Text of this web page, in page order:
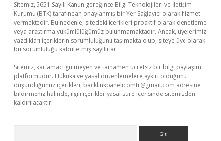
Sitemiz, 5651 Sayılı Kanun gereğince Bilgi Teknolojileri ve İletişim
Kurumu (BTK) tarafından onaylanmış bir Yer Sağlayıcı olarak hizmet
vermektedir. Bu nedenle, sitedeki içerikleri proaktif olarak denetleme
veya araştırma yükümlülüğümüz bulunmamaktadır. Ancak, üyelerimiz
yazdıkları içeriklerin sorumluluğunu taşımakta olup, siteye üye olarak
bu sorumluluğu kabul etmiş sayılırlar.
Sitemiz, kar amacı gütmeyen ve tamamen ücretsiz bir bilgi paylaşım
platformudur. Hukuka ve yasal düzenlemelere aykırı olduğunu
düşündüğünüz içerikleri, backlinkpanelicomtr@gmail.com adresine
bildirmeniz halinde, ilgili içerikler yasal süre içerisinde sitemizden
kaldırılacaktır.